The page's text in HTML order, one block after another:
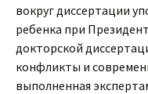
вокруг диссертации
ребенка при
докторской
конфликты и
выполненная